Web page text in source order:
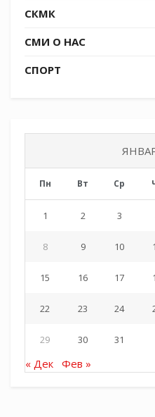
войска казачьего
СКМК
СМИ О НАС
СПОРТ
Пн Вт Ср
1 2 3
8 9 10
15 16 17
22 23 24
29 30 31
« Дек Фев »